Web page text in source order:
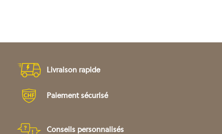
Livraison rapide
Paiement sécurisé
Conseils personnalisés